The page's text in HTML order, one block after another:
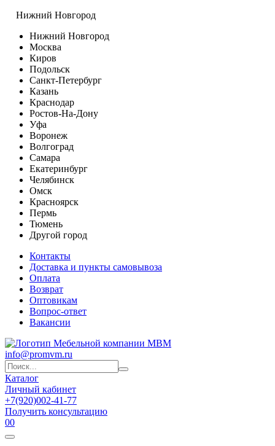
Нижний Новгород
Нижний Новгород
Москва
Киров
Подольск
Санкт-Петербург
Казань
Краснодар
Ростов-На-Дону
Уфа
Воронеж
Волгоград
Самара
Екатеринбург
Челябинск
Омск
Красноярск
Пермь
Тюмень
Другой город
Контакты
Доставка и пункты самовывоза
Оплата
Возврат
Оптовикам
Вопрос-ответ
Вакансии
info@promvm.ru
Каталог
Личный кабинет
+7(920)002-41-77
Получить консультацию
00